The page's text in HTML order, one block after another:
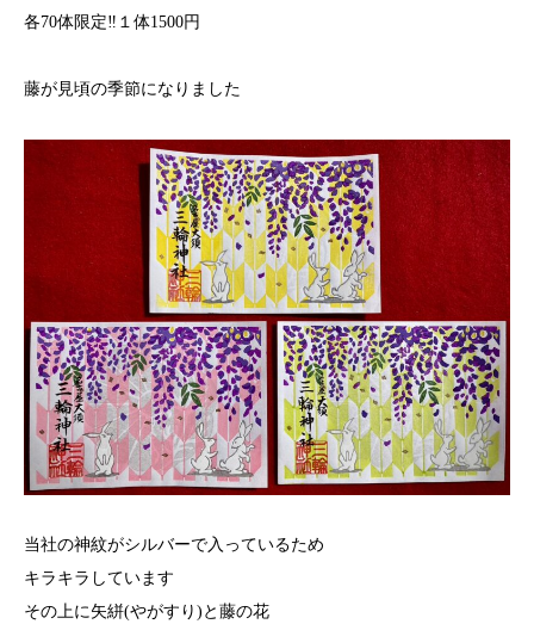
各70体限定‼️１体1500円
藤が見頃の季節になりました
当社の神紋がシルバーで入っているため
キラキラしています
その上に矢絣(やがすり)と藤の花